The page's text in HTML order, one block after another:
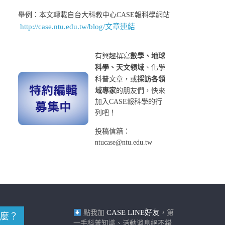
舉例：本文轉載自台大科教中心CASE報科學網站
http://case.ntu.edu.tw/blog/文章連結
有興趣撰寫數學、地球
科學、天文領域 、化學
科普文章，或採訪各領
域專家的朋友們，快來
加入CASE報科學的行
列吧！
投稿信箱：
ntucase@ntu.edu.tw
？ 點我加 CASE LINE好友 ，第
一手科普知識、活動消息絕不錯